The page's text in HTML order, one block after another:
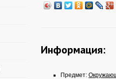
Информация:
Предмет: